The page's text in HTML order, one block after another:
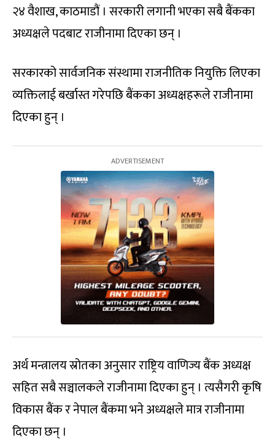
२४ वैशाख, काठमाडौं । सरकारी लगानी भएका सबै बैंकका
अध्यक्षले पदबाट राजीनामा दिएका छन् ।
सरकारको सार्वजनिक संस्थामा राजनीतिक नियुक्ति लिएका
व्यक्तिलाई बर्खास्त गरेपछि बैंकका अध्यक्षहरूले राजीनामा
दिएका हुन् ।
अर्थ मन्त्रालय स्रोतका अनुसार राष्ट्रिय वाणिज्य बैंक अध्यक्ष
सहित सबै सञ्चालकले राजीनामा दिएका हुन् । त्यसैगरी कृषि
विकास बैंक र नेपाल बैंकमा भने अध्यक्षले मात्र राजीनामा
दिएका छन् ।